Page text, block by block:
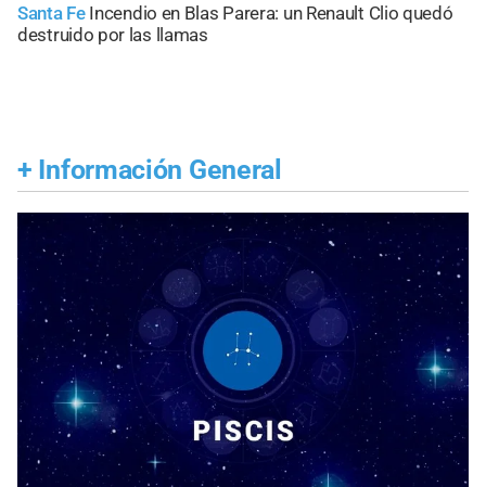
Santa Fe Incendio en Blas Parera: un Renault Clio quedó
destruido por las llamas
+ Información General